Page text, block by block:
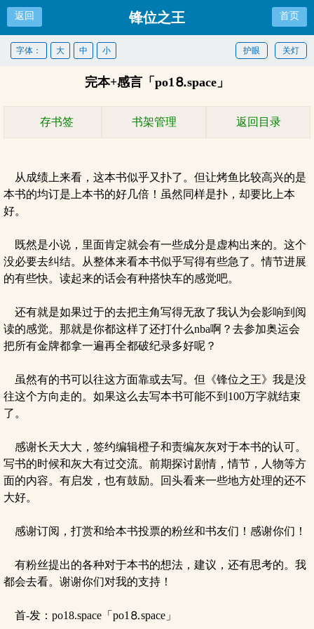
返回 锋位之王 首页
关灯
护眼
字体： 大 中 小
完本+感言「po1⒏space」
存书签 书架管理 返回目录
从成绩上来看，这本书似乎又扑了。但让烤鱼比较高兴的是
本书的均订是上本书的好几倍！虽然同样是扑，却要比上本
好。
既然是小说，里面肯定就会有一些成分是虚构出来的。这个
没必要去纠结。从整体来看本书似乎写得有些急了。情节进展
的有些快。读起来的话会有种搭快车的感觉吧。
还有就是如果过于的去把主角写得无敌了我认为会影响到阅
读的感觉。那就是你都这样了还打什么nba啊？去参加奥运会
把所有金牌都拿一遍再全都破纪录多好呢？
虽然有的书可以往这方面靠或去写。但《锋位之王》我是没
往这个方向走的。如果这么去写本书可能不到100万字就结束
了。
感谢长天大大，签约编辑橙子和责编灰灰对于本书的认可。
写书的时候和灰大有过交流。前期探讨剧情，情节，人物等方
面的内容。有启发，也有鼓励。回头看来一些地方处理的还不
大好。
感谢订阅，打赏和给本书投票的粉丝和书友们！感谢你们！
有粉丝提出的各种对于本书的想法，建议，还有思考的。我
都会去看。谢谢你们对我的支持！
首-发：po18.space「po1⒏space」